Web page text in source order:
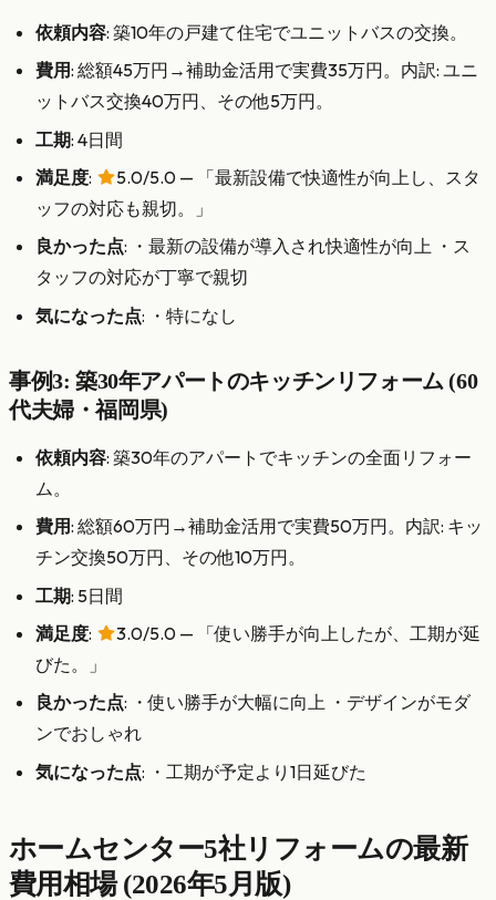
依頼内容: 築10年の戸建て住宅でユニットバスの交換。
費用: 総額45万円→補助金活用で実費35万円。内訳: ユニ
ットバス交換40万円、その他5万円。
工期: 4日間
満足度:
5.0/5.0 — 「最新設備で快適性が向上し、スタ
ッフの対応も親切。」
良かった点: ・最新の設備が導入され快適性が向上 ・ス
タッフの対応が丁寧で親切
気になった点: ・特になし
事例3: 築30年アパートのキッチンリフォーム (60
代夫婦・福岡県)
依頼内容: 築30年のアパートでキッチンの全面リフォー
ム。
費用: 総額60万円→補助金活用で実費50万円。内訳: キッ
チン交換50万円、その他10万円。
工期: 5日間
満足度:
3.0/5.0 — 「使い勝手が向上したが、工期が延
びた。」
良かった点: ・使い勝手が大幅に向上 ・デザインがモダ
ンでおしゃれ
気になった点: ・工期が予定より1日延びた
ホームセンター5社リフォームの最新
費用相場 (2026年5月版)